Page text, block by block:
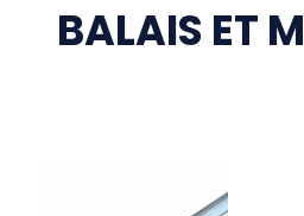
BALAIS ET